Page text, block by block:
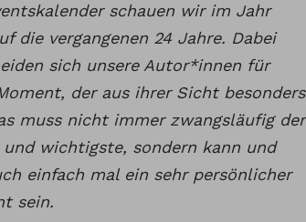
schauen wir im Jahr
die vergangenen 24 Jahre. Dabei
sich unsere Autor*innen für
der aus ihrer Sicht besonders
muss nicht immer zwangsläufig der
wichtigste, sondern kann und
einfach mal ein sehr persönlicher
sein.